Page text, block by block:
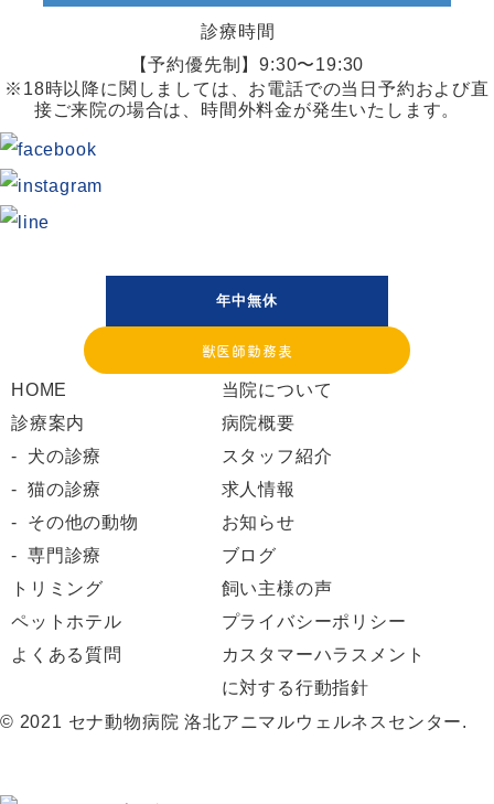
診療時間
【予約優先制】9:30〜19:30
※18時以降に関しましては、お電話での当日予約および直
接ご来院の場合は、時間外料金が発生いたします。
年中無休
獣医師勤務表
HOME
診療案内
犬の診療
猫の診療
その他の動物
専門診療
トリミング
ペットホテル
よくある質問
当院について
病院概要
スタッフ紹介
求人情報
お知らせ
ブログ
飼い主様の声
プライバシーポリシー
カスタマーハラスメント
に対する行動指針
© 2021 セナ動物病院 洛北アニマルウェルネスセンター.